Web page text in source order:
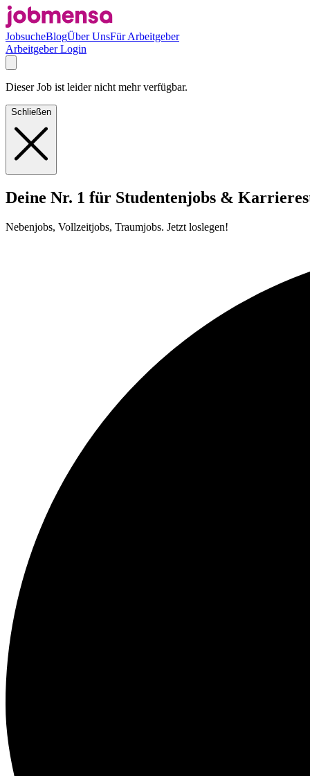
JobsucheBlogÜber UnsFür Arbeitgeber
Arbeitgeber Login
Dieser Job ist leider nicht mehr verfügbar.
Schließen
Deine Nr. 1 für Studentenjobs &
Nebenjobs, Vollzeitjobs, Traumjobs. Jetzt loslegen!